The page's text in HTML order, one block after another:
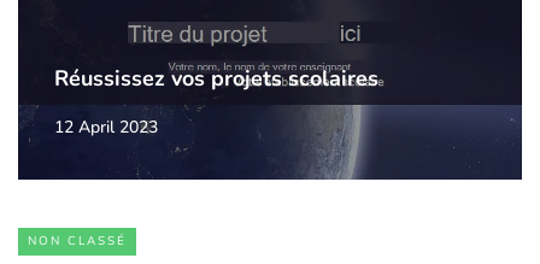
Réussissez vos projets scolaires
12 April 2023
NON CLASSÉ